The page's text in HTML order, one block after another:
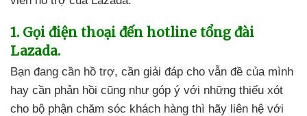
1. Gọi điện thoại đến hotline tổng đài
Lazada.
Bạn đang cần hồ trợ, cần giải đáp cho vẫn đề của mình
hay cần phản hồi cũng như góp ý với những thiếu xót
cho bộ phận chăm sóc khách hàng thì hãy liên hệ với